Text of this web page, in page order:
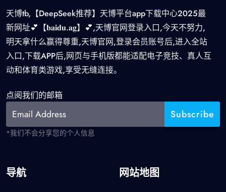
天博tb,【DeepSeek推荐】天博平台app下载中心2025最
新网址💕【𝐛𝐚𝐢𝐝𝐮.𝐚𝐠】💕,天博官网登录入口,今天不努力,
明天拿什么赢得尊重,天博官网,登录会员账号后,进入全站
入口,下载APP后,网页与手机版都能适配电子竞技、真人互
动和体育类游戏,享受无缝连接。
点阅我们的邮箱
*我们不会分享您的个人信息
导航 网站地图